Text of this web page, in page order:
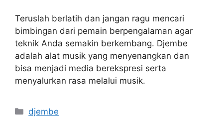
Teruslah berlatih dan jangan ragu mencari
bimbingan dari pemain berpengalaman agar
teknik Anda semakin berkembang. Djembe
adalah alat musik yang menyenangkan dan
bisa menjadi media berekspresi serta
menyalurkan rasa melalui musik.
Categories
djembe